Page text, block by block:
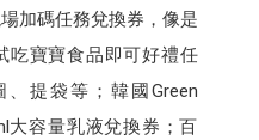
加碼任務兌換券，像是
吃寶寶食品即可好禮任
提袋等；韓國Green
大容量乳液兌換券；百